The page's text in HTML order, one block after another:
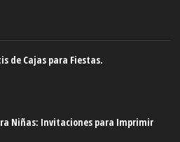
de Cajas para Fiestas.
Niñas: Invitaciones para Imprimir